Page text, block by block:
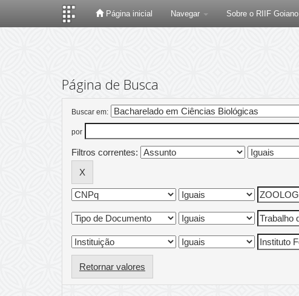
Página inicial Navegar Sobre o RIIF Goiano
Página de Busca
Buscar em:
por
Filtros correntes:
Retornar valores